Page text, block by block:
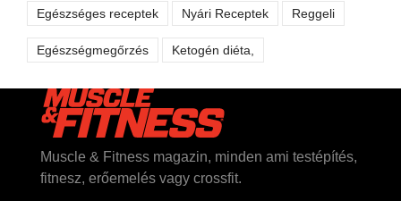
Egészséges receptek Nyári Receptek Reggeli
Egészségmegőrzés Ketogén diéta,
Muscle & Fitness magazin, minden ami testépítés,
fitnesz, erőemelés vagy crossfit.